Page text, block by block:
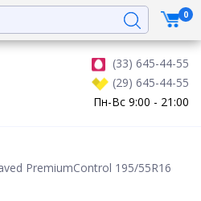
(33) 645-44-55
(29) 645-44-55
Пн-Вс 9:00 - 21:00
0
PremiumControl 195/55R16